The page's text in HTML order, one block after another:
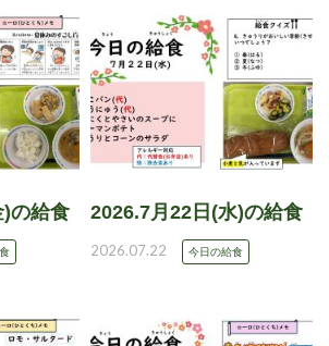
の給食 2026.7月22日(水)の給食
2026.07.22 今日の給食